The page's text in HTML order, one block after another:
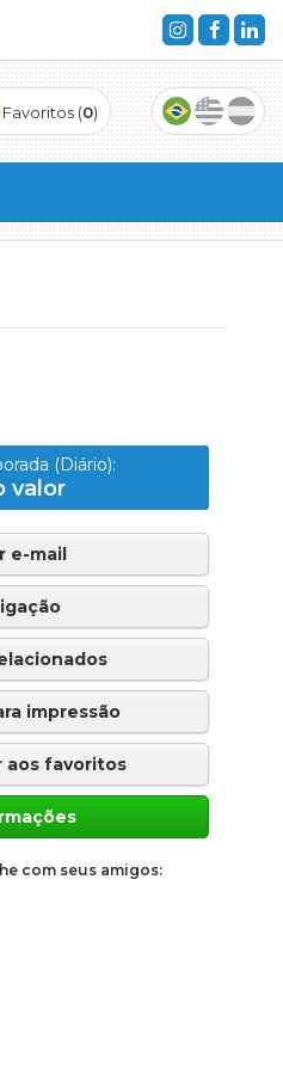
Favoritos (0)
(Diário):
valor
e-mail
impressão
aos favoritos
com seus amigos: